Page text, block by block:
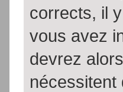
corrects, il
vous avez
devrez
nécessitent